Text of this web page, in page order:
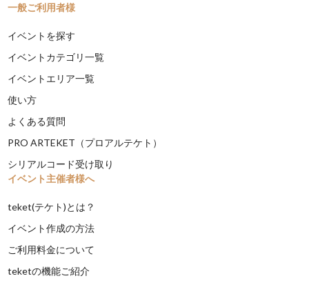
一般ご利用者様
イベントを探す
イベントカテゴリ一覧
イベントエリア一覧
使い方
よくある質問
PRO ARTEKET（プロアルテケト）
シリアルコード受け取り
イベント主催者様へ
teket(テケト)とは？
イベント作成の方法
ご利用料金について
teketの機能ご紹介